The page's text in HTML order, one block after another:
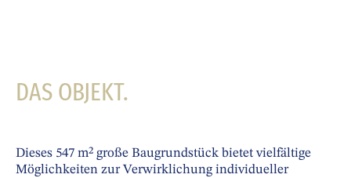
DAS OBJEKT.
Dieses 547 m² große Baugrundstück bietet vielfältige
Möglichkeiten zur Verwirklichung individueller